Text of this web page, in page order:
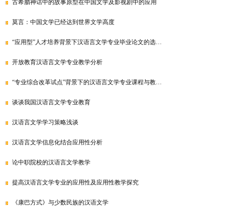
古希腊神话中的故事原型在中国文学及影视剧中的应用
莫言：中国文学已经达到世界文学高度
“应用型”人才培养背景下汉语言文学专业毕业论文的选…
开放教育汉语言文学专业教学分析
“专业综合改革试点”背景下的汉语言文学专业课程与教…
谈谈我国汉语言文学专业教育
汉语言文学学习策略浅谈
汉语言文学信息化结合应用性分析
论中职院校的汉语言文学教学
提高汉语言文学专业的应用性及应用性教学探究
《康巴方式》与少数民族的汉语文学